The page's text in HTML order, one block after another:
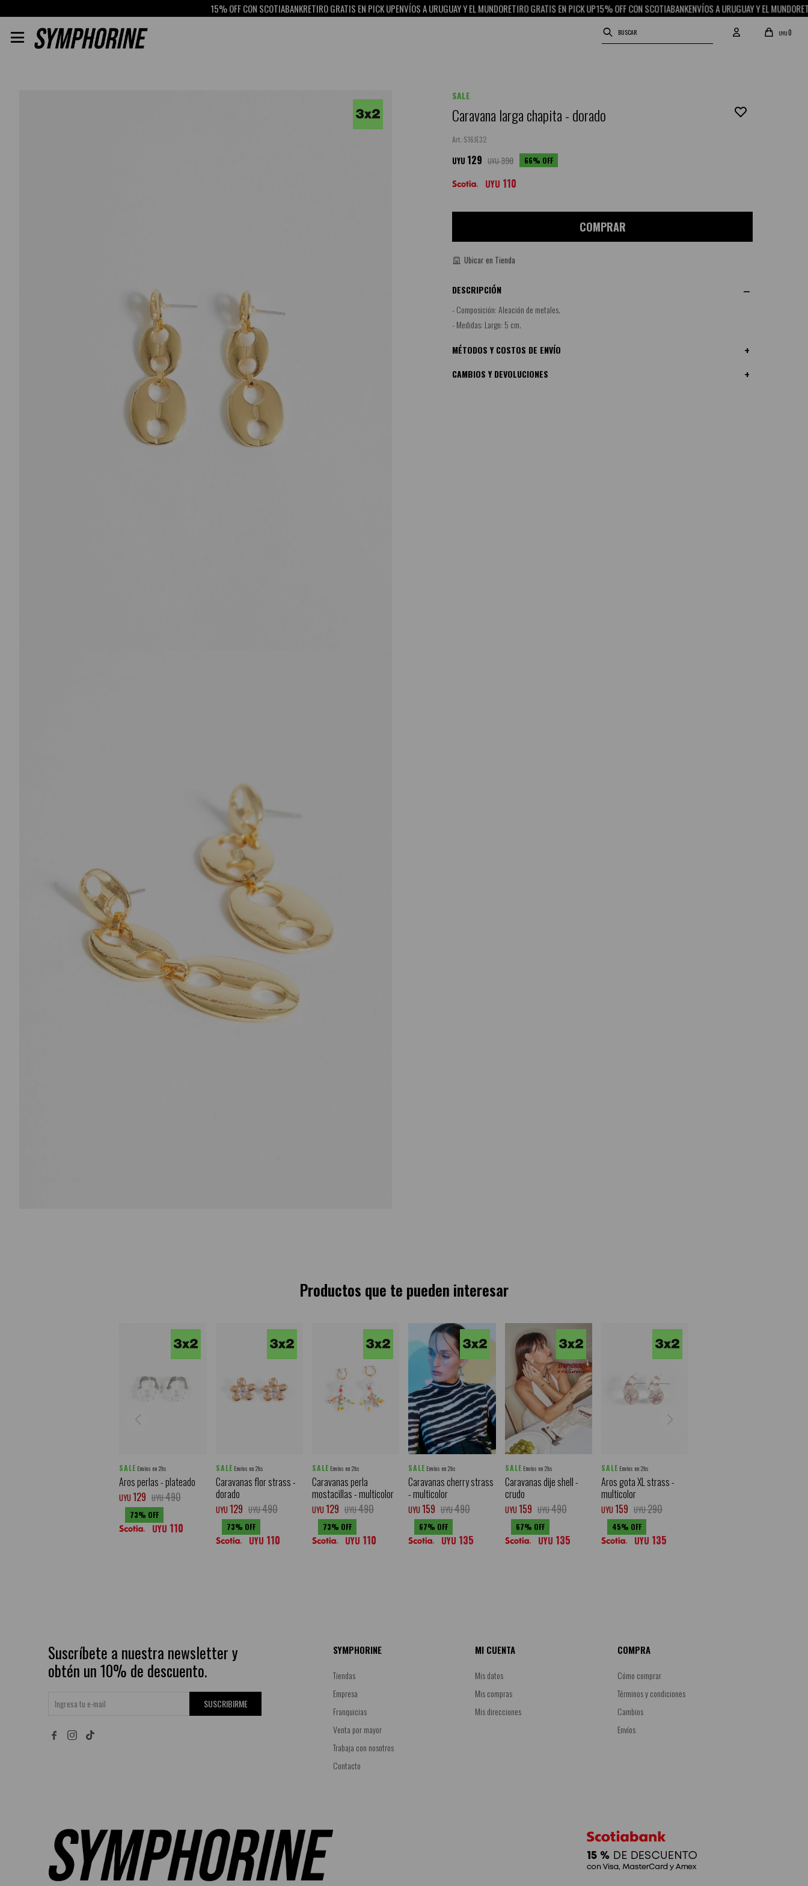
15% OFF CON SCOTIABANKRETIRO GRATIS EN PICK UPENVÍOS A URUGUAY Y EL MUNDORETIRO GRATIS EN PICK UP15% OFF CON SCOTIABANKENVÍOS A URUGUAY Y EL MUNDORETIRO
UYU0

SALE
Caravana larga chapita - dorado
S16JE32
UYU 129 UYU390 66
UYU 110
COMPRAR
Ubicar en Tienda
DESCRIPCIÓN
- Composición: Aleación de metales.
- Medidas: Largo: 5 cm.
MÉTODOS Y COSTOS DE ENVÍO
CAMBIOS Y DEVOLUCIONES
Productos que te pueden interesar
SALE Envíos en 2hs
Aros perlas - plateado
UYU 129 UYU490
73
UYU 110
SALE Envíos en 2hs
Caravanas flor strass -
dorado
UYU 129 UYU490
73
UYU 110
SALE Envíos en 2hs
Caravanas perla
mostacillas - multicolor
UYU 129 UYU490
73
UYU 110
SALE Envíos en 2hs
Caravanas cherry strass
- multicolor
UYU 159 UYU490
67
UYU 135
SALE Envíos en 2hs
Caravanas dije shell -
crudo
UYU 159 UYU490
67
UYU 135
SALE Envíos en 2hs
Aros gota XL strass -
multicolor
UYU 159 UYU290
45
UYU 135
Suscríbete a nuestra newsletter y
obtén un 10% de descuento.
SUSCRIBIRME
 
SYMPHORINE
Tiendas
Empresa
Franquicias
Venta por mayor
Trabaja con nosotros
Contacto
MI CUENTA
Mis datos
Mis compras
Mis direcciones
COMPRA
Cómo comprar
Términos y condiciones
Cambios
Envíos